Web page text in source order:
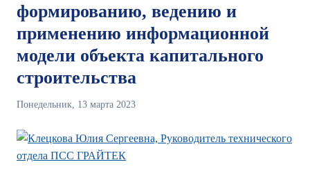
формированию, ведению и
применению информационной
модели объекта капитального
строительства
Понедельник, 13 марта 2023